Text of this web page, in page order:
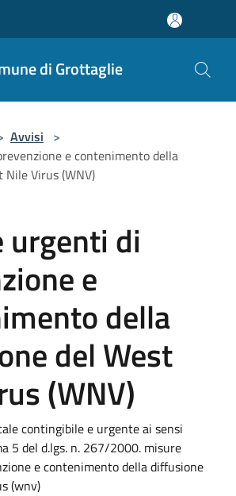
di Grottaglie
Avvisi >
e contenimento della
Virus (WNV)
urgenti di
e
della
del West
(WNV)
contingibile e urgente ai sensi
5 del d.lgs. n. 267/2000. misure
e contenimento della diffusione
(wnv)